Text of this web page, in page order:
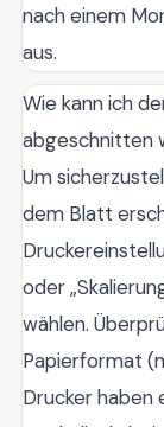
nach einem
aus.
Wie kann ich
abgeschnitten
Um
dem Blatt
oder
wählen.
Papierformat
Drucker haben